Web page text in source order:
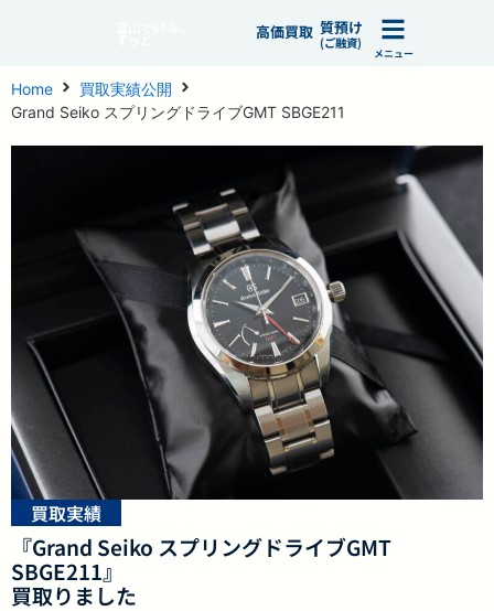
高価買取 質預け
(ご融資)
メニュー
Home
買取実績公開
Grand Seiko スプリングドライブGMT SBGE211
買取実績
『Grand Seiko スプリングドライブGMT
SBGE211』
買取りました